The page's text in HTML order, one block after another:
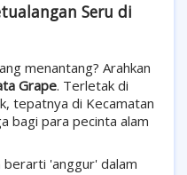
Seru di
menantang? Arahkan
Grape. Terletak di
tepatnya di Kecamatan
bagi para pecinta alam
berarti 'anggur' dalam